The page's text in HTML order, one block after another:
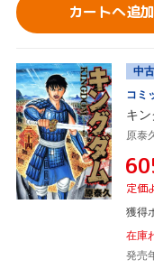
カートへ追加
中古
コミ
キ
原泰
定価
獲得
在庫
発売